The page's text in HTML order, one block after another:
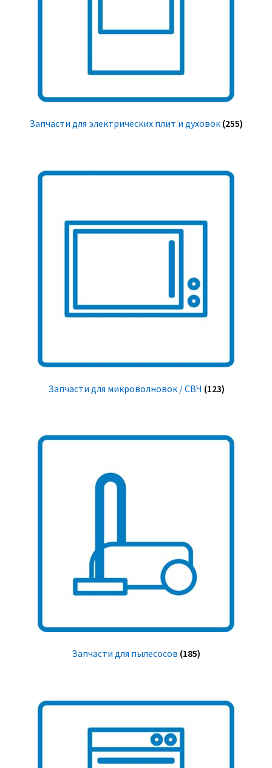
Запчасти для электрических плит и духовок (255)
Запчасти для микроволновок / СВЧ (123)
Запчасти для пылесосов (185)